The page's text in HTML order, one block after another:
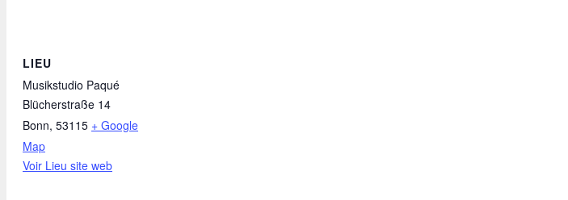
LIEU
Musikstudio Paqué
Blücherstraße 14
Bonn, 53115 + Google
Map
Voir Lieu site web